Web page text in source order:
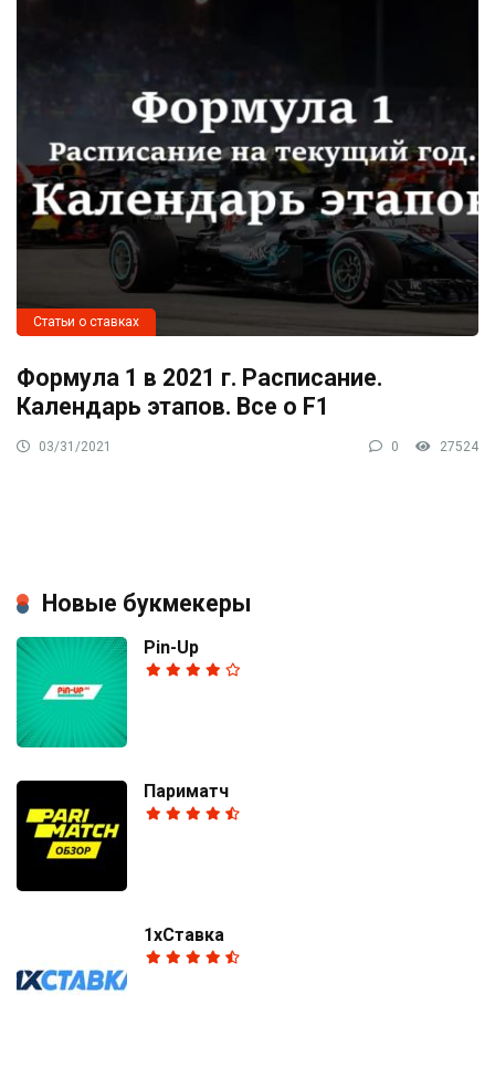
Статьи о ставках
Формула 1 в 2021 г. Расписание.
Календарь этапов. Все о F1
03/31/2021 0 27524
Новые букмекеры
Pin-Up
Париматч
1хСтавка